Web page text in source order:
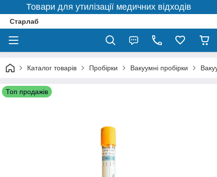
Товари для утилізації медичних відходів
Старлаб
Каталог товарів Пробірки Вакуумні пробірки
Топ продажів